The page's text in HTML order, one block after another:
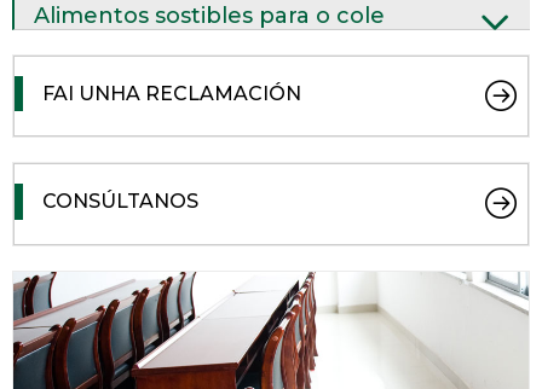
Alimentos sostibles para o cole
FAI UNHA RECLAMACIÓN
CONSÚLTANOS